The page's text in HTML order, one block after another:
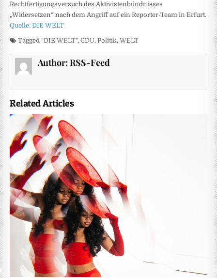
Rechtfertigungsversuch des Aktivistenbündnisses
„Widersetzen“ nach dem Angriff auf ein Reporter-Team in Erfurt.
Quelle: DIE WELT
Tagged"DIE WELT",CDU,Politik,WELT
Author: RSS-Feed
Related Articles